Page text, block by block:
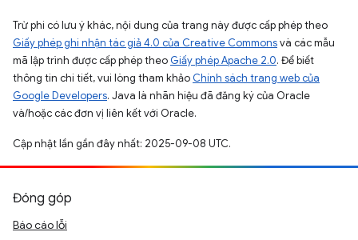
Trừ phi có lưu ý khác, nội dung của trang này được cấp phép theo
Giấy phép ghi nhận tác giả 4.0 của Creative Commonsvà các mẫu
mã lập trình được cấp phép theo Giấy phép Apache 2.0. Để biết
thông tin chi tiết, vui lòng tham khảo Chính sách trang web của
Google Developers. Java là nhãn hiệu đã đăng ký của Oracle
và/hoặc các đơn vị liên kết với Oracle.
Cập nhật lần gần đây nhất: 2025-09-08 UTC.
Đóng góp
Báo cáo lỗi